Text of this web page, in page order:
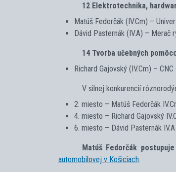
12 Elektrotechnika,
Matúš Fedorčák (IV.Cm) –
Dávid Pasternák (IV.A) –
14 Tvorba učebných
Richard Gajovský (IV.Cm) –
V silnej konkurencií
2. miesto – Matúš Fedorčák
4. miesto – Richard Gajovský
6. miesto – Dávid Pasternák IV.A
Matúš Fedorčák
automobilovej v Košiciach